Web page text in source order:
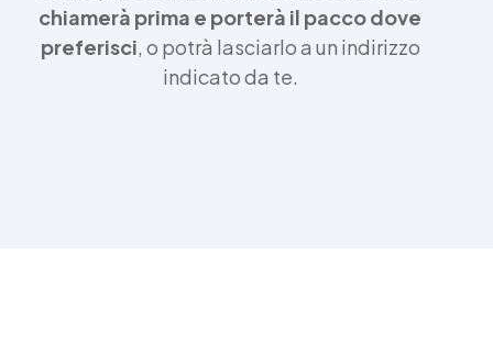
chiamerà prima e porterà il pacco dove
preferisci, o potrà lasciarlo a un indirizzo
indicato da te.